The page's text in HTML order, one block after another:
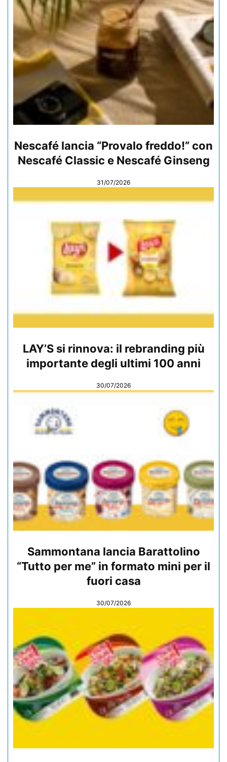
Nescafé lancia “Provalo freddo!” con
Nescafé Classic e Nescafé Ginseng
31/07/2026
LAY’S si rinnova: il rebranding più
importante degli ultimi 100 anni
30/07/2026
Sammontana lancia Barattolino
“Tutto per me” in formato mini per il
fuori casa
30/07/2026